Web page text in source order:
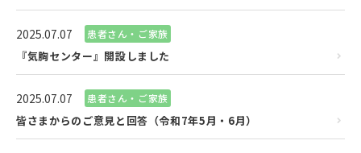
2025.07.07 患者さん・ご家族
『気胸センター』開設しました
2025.07.07 患者さん・ご家族
皆さまからのご意見と回答（令和7年5月・6月）